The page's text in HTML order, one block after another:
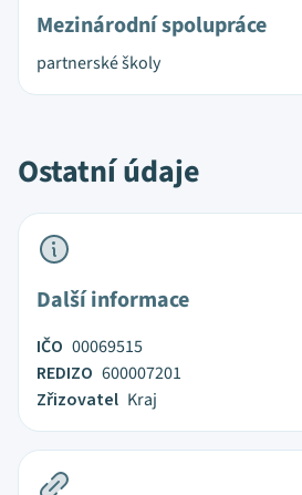
Mezinárodní spolupráce
partnerské školy
Ostatní údaje
Další informace
IČO 00069515
REDIZO 600007201
Zřizovatel Kraj